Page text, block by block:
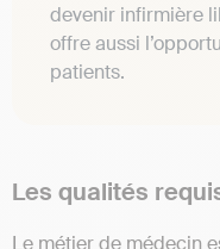
devenir infirmière
offre aussi
patients.
Les qualités
Le métier de médecin